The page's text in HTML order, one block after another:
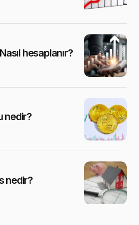
hesaplanır?
nedir?
nedir?